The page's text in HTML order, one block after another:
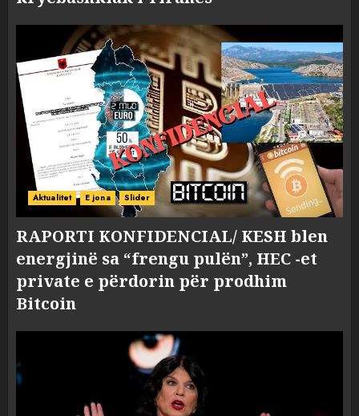
Aktualitet E jona Slider
RAPORTI KONFIDENCIAL/ KESH blen
energjinë sa “frengu pulën”, HEC -et
private e përdorin për prodhim
Bitcoin